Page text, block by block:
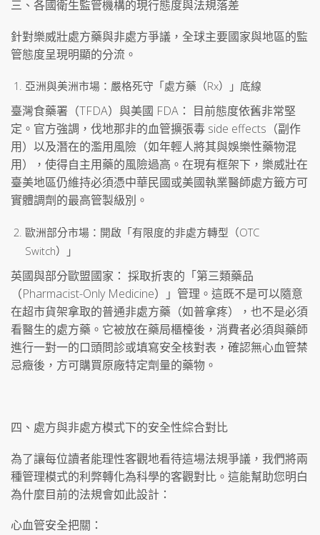
三、各國衛生監管機構的現行態度與法規落差
針對樂威壯處方藥與非處方爭議，全球主要國家與地區的監
管態度呈現明顯的分流。
亞洲與美洲市場：嚴格死守「處方藥（Rx）」底線
臺灣食藥署（TFDA）與美國 FDA： 目前態度依舊非常堅
定。官方強調，伐地那非的血管擴張毒 side effects（副作
用）以及潛在的濫用風險（如年輕人將其與娛樂性藥物混
用），使得自主用藥的風險過高。在現有框架下，樂威壯在
臺美地區仍維持必須憑中華民國或美國執業醫師處方籤方可
實體調劑的最高管製級別。
歐洲部分市場：開啟「有限度的非處方轉型（OTC
Switch）」
英國與部分歐盟國家： 採取折衷的「第三類藥品
（Pharmacist-Only Medicine）」管理。這既不是可以隨意
在超市貨架拿取的普通非處方藥（如普拿疼），也不是必須
看醫生的處方藥。它被放在藥局櫃檯後，消費者必須與藥師
進行一對一的口頭問診或填寫安全核對表，確認無心血管禁
忌癥後，方可購買原廠特定劑量的藥物。
四、處方與非處方模式下的安全性綜合對比
為了讓每位讀者能理性客觀地看待這場法規爭議，我們將兩
種管理模式的利弊轉化為科學的客觀對比。這能幫助您明白
為什麼目前的法規會如此設計：
心血管安全把關：